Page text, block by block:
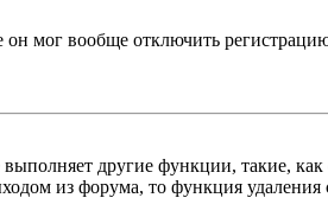
он мог вообще отключить
другие функции, такие,
из форума, то функция удаления